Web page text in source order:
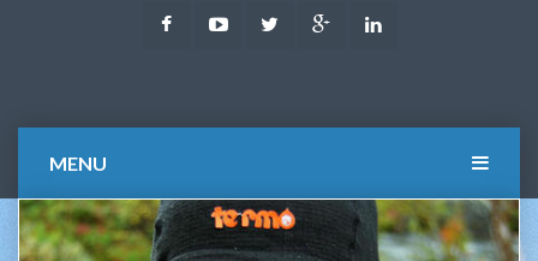
FacebookYoutubeTwitter Google
MENU